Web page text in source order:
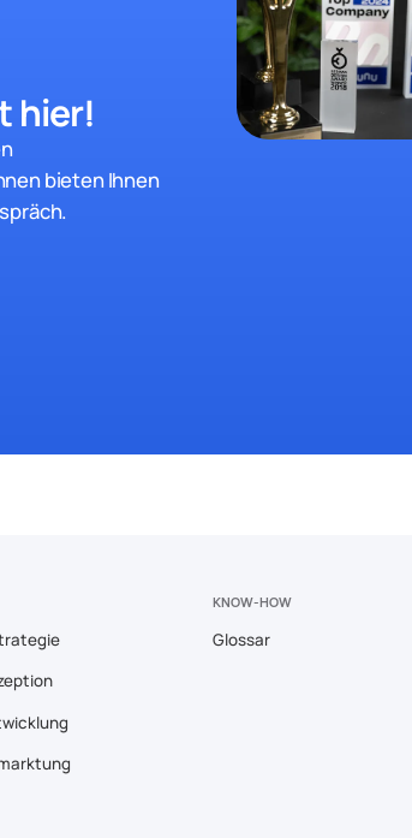
hier!
bieten Ihnen
KNOW-HOW
Glossar